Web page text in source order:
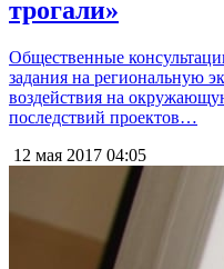
трогали»
Общественные
задания на региональную
воздействия на
последствий проектов…
12 мая 2017 04:05